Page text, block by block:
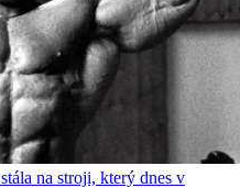
na stroji, který dnes v